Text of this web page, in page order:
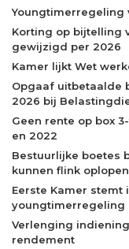
Youngtimerregeling
Korting op bijtelling
gewijzigd per 2026
Kamer lijkt Wet
Opgaaf uitbetaalde
2026 bij
Geen rente op box
en 2022
Bestuurlijke boetes
kunnen flink oplopen
Eerste Kamer stemt
youngtimerregeling
Verlenging
rendement